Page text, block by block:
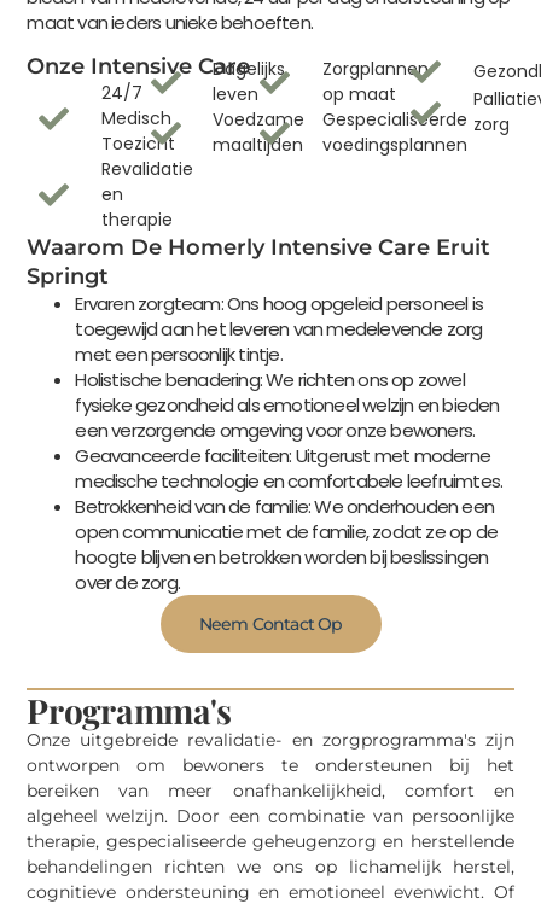
maat van ieders unieke behoeften.
Onze Intensive Care
24/7
Medisch
Toezicht
Revalidatie
en
therapie
Dagelijks
leven
Voedzame
maaltijden
Zorgplannen
op maat
Gespecialiseerde
voedingsplannen
zorg
Waarom De Homerly Intensive Care Eruit
Springt
Ervaren zorgteam: Ons hoog opgeleid personeel is
toegewijd aan het leveren van medelevende zorg
met een persoonlijk tintje.
Holistische benadering: We richten ons op zowel
fysieke gezondheid als emotioneel welzijn en bieden
een verzorgende omgeving voor onze bewoners.
Geavanceerde faciliteiten: Uitgerust met moderne
medische technologie en comfortabele leefruimtes.
Betrokkenheid van de familie: We onderhouden een
open communicatie met de familie, zodat ze op de
hoogte blijven en betrokken worden bij beslissingen
over de zorg.
Neem Contact Op
Programma's
Onze uitgebreide revalidatie- en zorgprogramma's zijn
ontworpen om bewoners te ondersteunen bij het
bereiken van meer onafhankelijkheid, comfort en
algeheel welzijn. Door een combinatie van persoonlijke
therapie, gespecialiseerde geheugenzorg en herstellende
behandelingen richten we ons op lichamelijk herstel,
cognitieve ondersteuning en emotioneel evenwicht. Of